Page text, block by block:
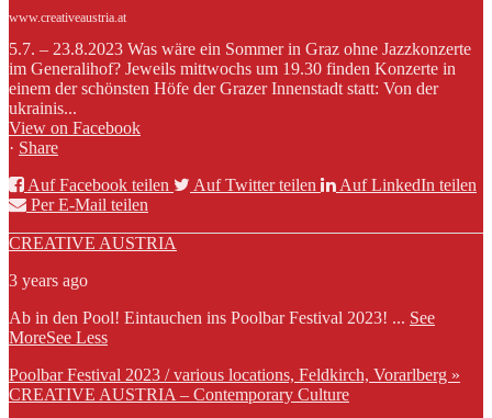
www.creativeaustria.at
5.7. – 23.8.2023 Was wäre ein Sommer in Graz ohne Jazzkonzerte
im Generalihof? Jeweils mittwochs um 19.30 finden Konzerte in
einem der schönsten Höfe der Grazer Innenstadt statt: Von der
ukrainis...
View on Facebook
· Share
Auf Facebook teilen
Auf Twitter teilen
Auf LinkedIn teilen
Per E-Mail teilen
CREATIVE AUSTRIA
3 years ago
Ab in den Pool! Eintauchen ins Poolbar Festival 2023! ... See
MoreSee Less
Poolbar Festival 2023 / various locations, Feldkirch, Vorarlberg »
CREATIVE AUSTRIA – Contemporary Culture